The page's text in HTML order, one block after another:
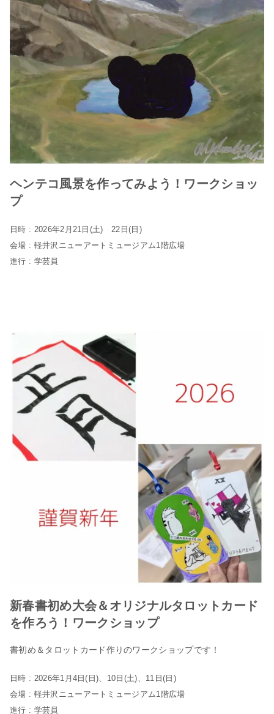
ヘンテコ風景を作ってみよう！ワークショッ
プ
日時 : 2026年2月21日(土) 22日(日)
会場 : 軽井沢ニューアートミュージアム1階広場
進行 : 学芸員
新春書初め大会＆オリジナルタロットカード
を作ろう！ワークショップ
書初め＆タロットカード作りのワークショップです！
日時 : 2026年1月4日(日)、10日(土)、11日(日)
会場 : 軽井沢ニューアートミュージアム1階広場
進行 : 学芸員